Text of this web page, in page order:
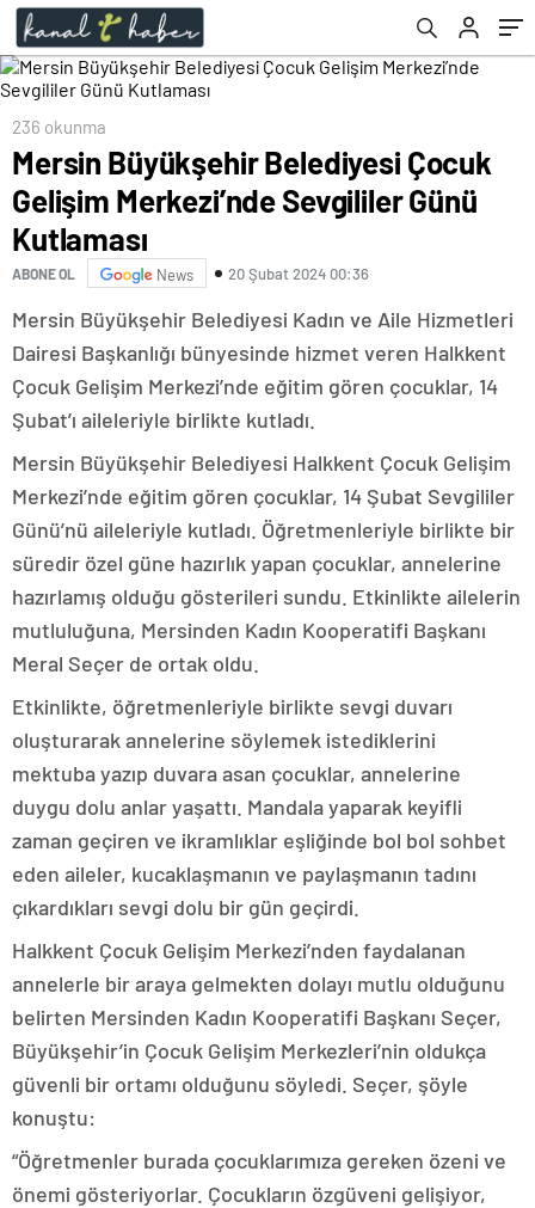
236 okunma
Mersin Büyükşehir Belediyesi Çocuk
Gelişim Merkezi’nde Sevgililer Günü
Kutlaması
ABONE OL News 20 Şubat 2024 00:36
Mersin Büyükşehir Belediyesi Kadın ve Aile Hizmetleri
Dairesi Başkanlığı bünyesinde hizmet veren Halkkent
Çocuk Gelişim Merkezi’nde eğitim gören çocuklar, 14
Şubat’ı aileleriyle birlikte kutladı.
Mersin Büyükşehir Belediyesi Halkkent Çocuk Gelişim
Merkezi’nde eğitim gören çocuklar, 14 Şubat Sevgililer
Günü’nü aileleriyle kutladı. Öğretmenleriyle birlikte bir
süredir özel güne hazırlık yapan çocuklar, annelerine
hazırlamış olduğu gösterileri sundu. Etkinlikte ailelerin
mutluluğuna, Mersinden Kadın Kooperatifi Başkanı
Meral Seçer de ortak oldu.
Etkinlikte, öğretmenleriyle birlikte sevgi duvarı
oluşturarak annelerine söylemek istediklerini
mektuba yazıp duvara asan çocuklar, annelerine
duygu dolu anlar yaşattı. Mandala yaparak keyifli
zaman geçiren ve ikramlıklar eşliğinde bol bol sohbet
eden aileler, kucaklaşmanın ve paylaşmanın tadını
çıkardıkları sevgi dolu bir gün geçirdi.
Halkkent Çocuk Gelişim Merkezi’nden faydalanan
annelerle bir araya gelmekten dolayı mutlu olduğunu
belirten Mersinden Kadın Kooperatifi Başkanı Seçer,
Büyükşehir’in Çocuk Gelişim Merkezleri’nin oldukça
güvenli bir ortamı olduğunu söyledi. Seçer, şöyle
konuştu:
“Öğretmenler burada çocuklarımıza gereken özeni ve
önemi gösteriyorlar. Çocukların özgüveni gelişiyor,